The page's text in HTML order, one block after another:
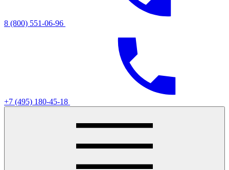
8 (800) 551-06-96
+7 (495) 180-45-18